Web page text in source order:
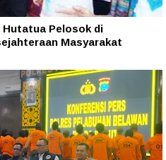
Pelosok di
Masyarakat